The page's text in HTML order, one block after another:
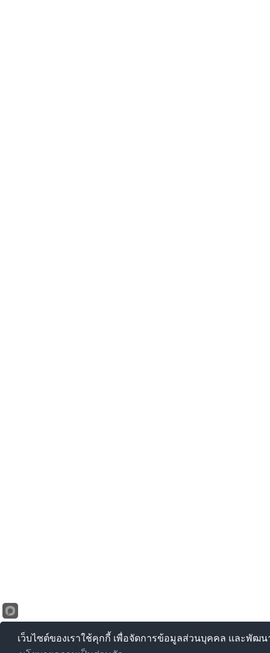
เว็บไซต์ของเราใช้คุกกี้ เพื่อจัดการข้อมูลส่วนบุคคล และพัฒ